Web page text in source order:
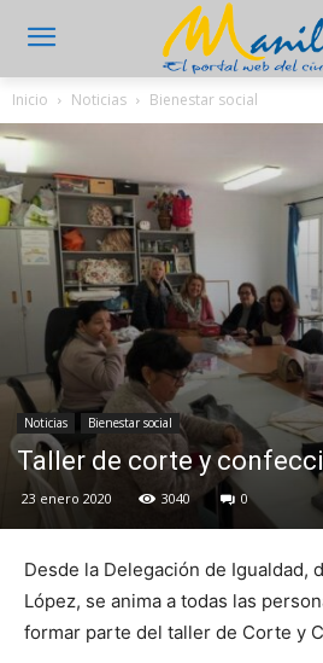
Inicio Noticias Bienestar social
Noticias Bienestar social
Taller de corte y
23 enero 2020 3040 0
Desde la Delegación de Igualdad,
López, se anima a todas las
formar parte del taller de Corte y